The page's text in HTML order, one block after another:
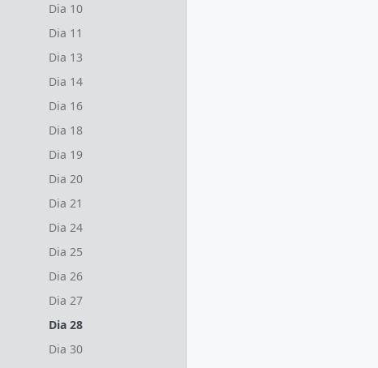
Dia 10
Dia 11
Dia 13
Dia 14
Dia 16
Dia 18
Dia 19
Dia 20
Dia 21
Dia 24
Dia 25
Dia 26
Dia 27
Dia 28
Dia 30